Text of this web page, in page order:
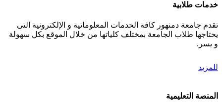
خدمات طلابية
تقدم جامعة دمنهور كافة الخدمات المعلوماتية و الإلكترونية التى
يحتاجها طلاب الجامعة بمختلف كلياتها من خلال الموقع بكل سهولة
و يسر.
للمزيد
المنصة التعليمية